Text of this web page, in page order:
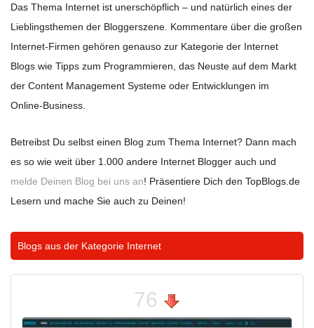
Das Thema Internet ist unerschöpflich – und natürlich eines der
Lieblingsthemen der Bloggerszene. Kommentare über die großen
Internet-Firmen gehören genauso zur Kategorie der Internet
Blogs wie Tipps zum Programmieren, das Neuste auf dem Markt
der Content Management Systeme oder Entwicklungen im
Online-Business.
Betreibst Du selbst einen Blog zum Thema Internet? Dann mach
es so wie weit über 1.000 andere Internet Blogger auch und
melde Deinen Blog bei uns an! Präsentiere Dich den TopBlogs.de
Lesern und mache Sie auch zu Deinen!
Blogs aus der Kategorie Internet
76